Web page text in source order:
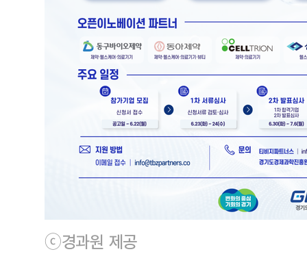
ⓒ경과원 제공